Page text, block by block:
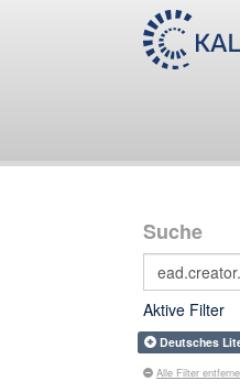
Suche
Aktive Filter
Deutsches
Alle Filter